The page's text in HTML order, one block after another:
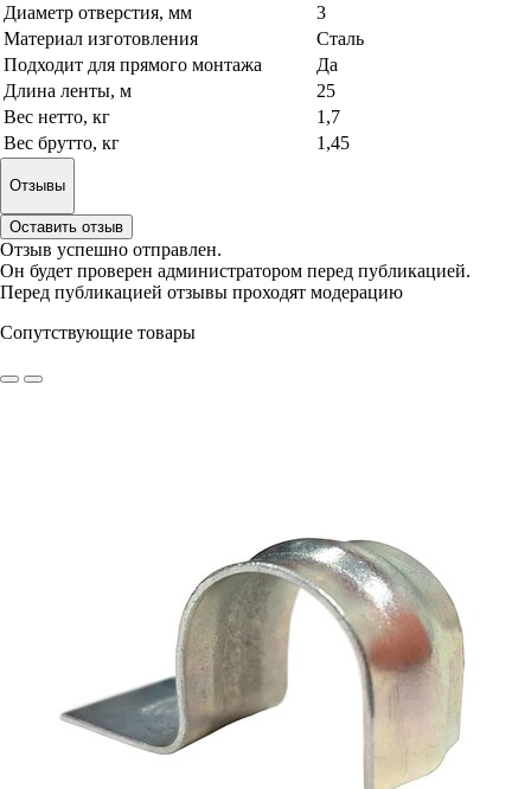
Диаметр отверстия, мм
3
Материал изготовления
Сталь
Подходит для прямого монтажа
Да
Длина ленты, м
25
Вес нетто, кг
1,7
Вес брутто, кг
1,45
Отзывы
Оставить отзыв
Отзыв успешно отправлен.
Он будет проверен администратором перед публикацией.
Перед публикацией отзывы проходят модерацию
Сопутствующие товары